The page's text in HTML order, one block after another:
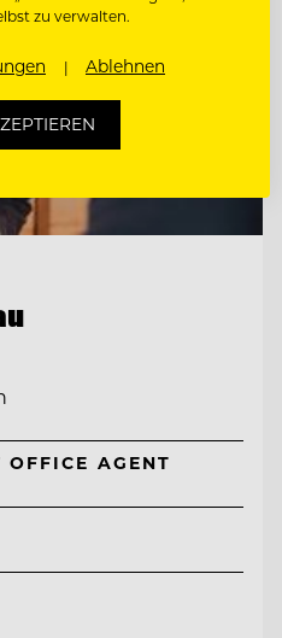
AGENT
zu verwalten.
Ablehnen